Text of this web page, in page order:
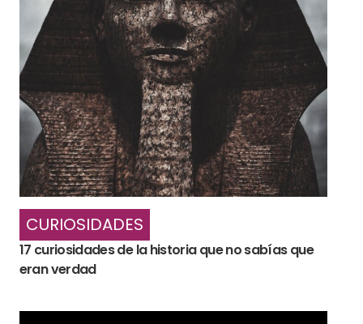
CURIOSIDADES
17 curiosidades de la historia que no sabías que
eran verdad